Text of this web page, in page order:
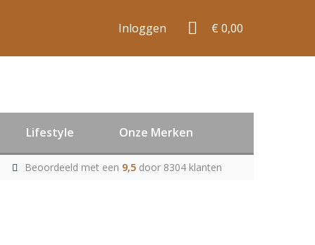
Inloggen € 0,00
Lifestyle Onze Merken
Beoordeeld met een 9,5 door 8304 klanten